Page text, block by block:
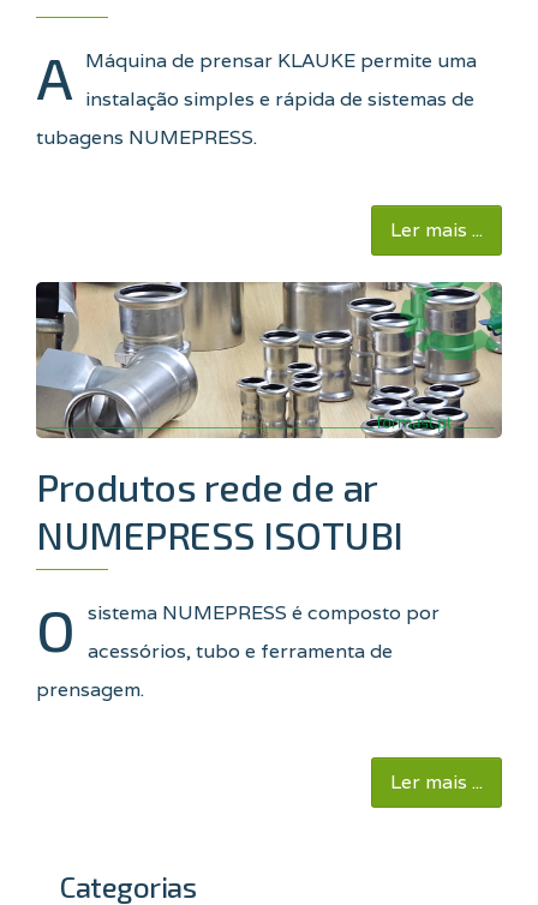
A Máquina de prensar KLAUKE permite uma
instalação simples e rápida de sistemas de
tubagens NUMEPRESS.
Ler mais ...
Produtos rede de ar
NUMEPRESS ISOTUBI
O
sistema NUMEPRESS é composto por
acessórios, tubo e ferramenta de
prensagem.
Ler mais ...
Categorias